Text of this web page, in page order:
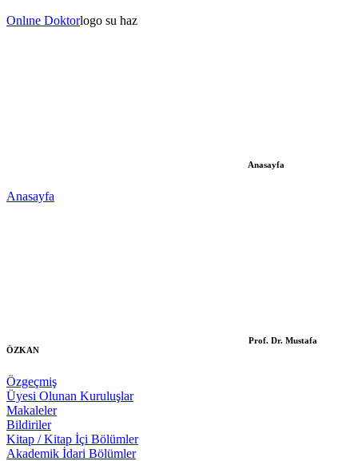
Onlıne Doktorlogo su haz
Anasayfa
Anasayfa
Prof. Dr. Mustafa
ÖZKAN
Özgeçmiş
Üyesi Olunan Kuruluşlar
Makaleler
Bildiriler
Kitap / Kitap İçi Bölümler
Akademik İdari Bölümler